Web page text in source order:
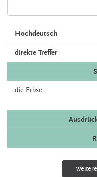
Hochdeutsch
direkte Treffer
die Erbse